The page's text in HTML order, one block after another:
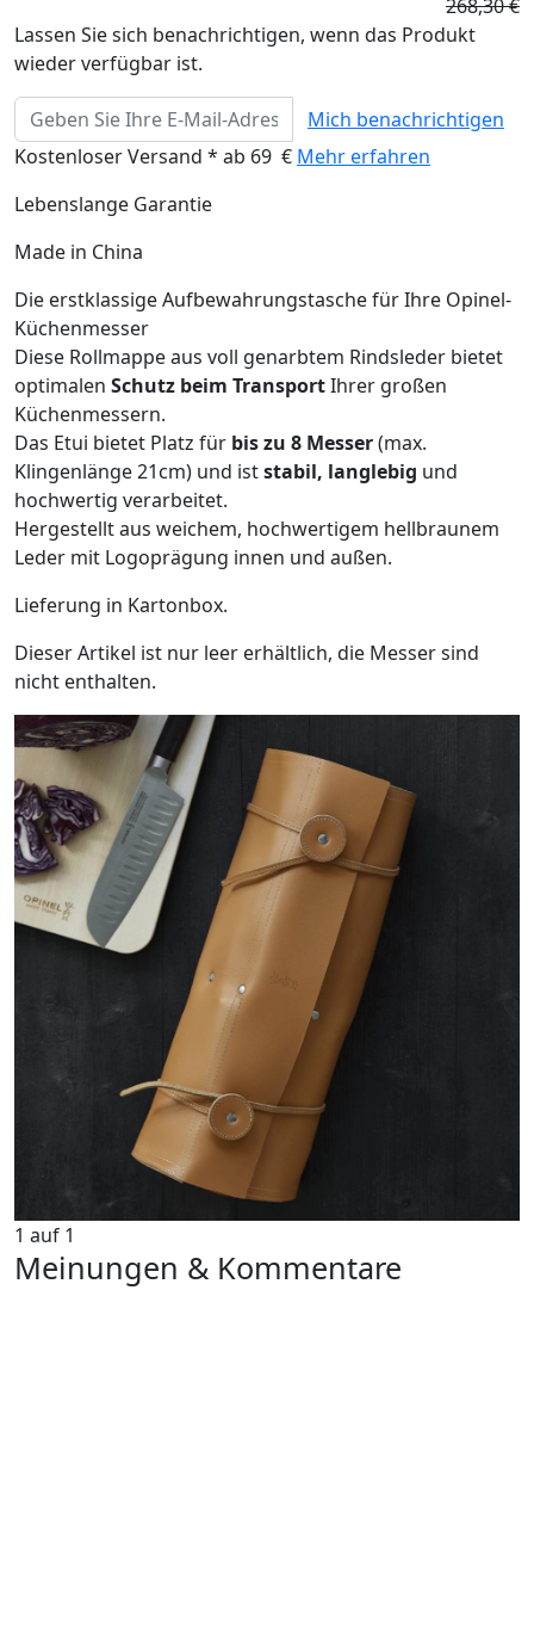
268,30 €
Lassen Sie sich benachrichtigen, wenn das Produkt
wieder verfügbar ist.
Mich benachrichtigen
Kostenloser Versand * ab 69 € Mehr erfahren
Lebenslange Garantie
Made in China
Die erstklassige Aufbewahrungstasche für Ihre Opinel-
Küchenmesser
Diese Rollmappe aus voll genarbtem Rindsleder bietet
optimalen Schutz beim TransportIhrer großen
Küchenmessern.
Das Etui bietet Platz für bis zu 8 Messer(max.
Klingenlänge 21cm) und iststabil, langlebig und
hochwertig verarbeitet.
Hergestellt aus weichem, hochwertigem hellbraunem
Leder mit Logoprägung innen und außen.
Lieferung in Kartonbox.
Dieser Artikel ist nur leer erhältlich, die Messer sind
nicht enthalten.
1 auf 1
Meinungen & Kommentare